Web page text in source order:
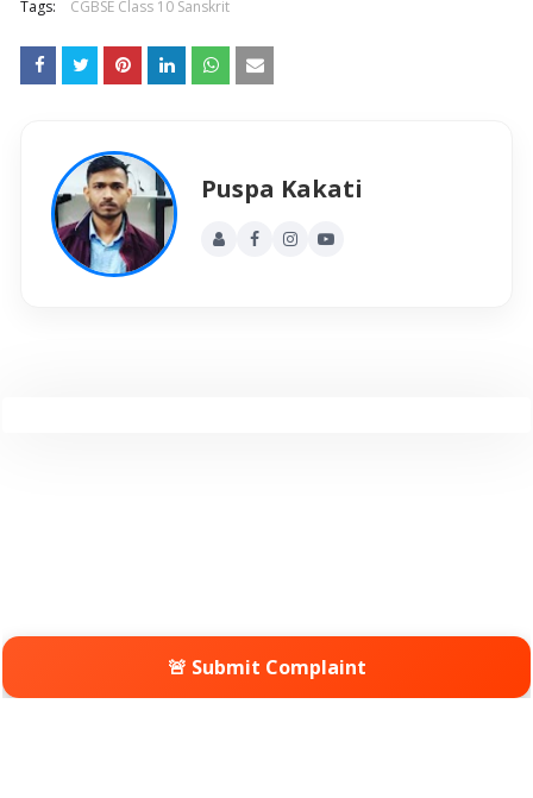
Tags: CGBSE Class 10 Sanskrit
Puspa Kakati
🚨 Submit Complaint